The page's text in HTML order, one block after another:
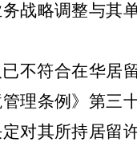
战略调整与其
不符合在华居
理条例》第三
对其所持居留